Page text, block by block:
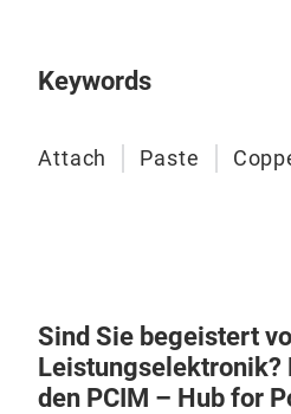
Keywords
Attach Paste
Sind Sie begeistert
Leistungselektronik?
den PCIM – Hub for